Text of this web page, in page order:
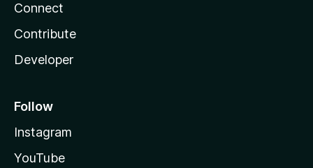
Connect
Contribute
Developer
Follow
Instagram
YouTube